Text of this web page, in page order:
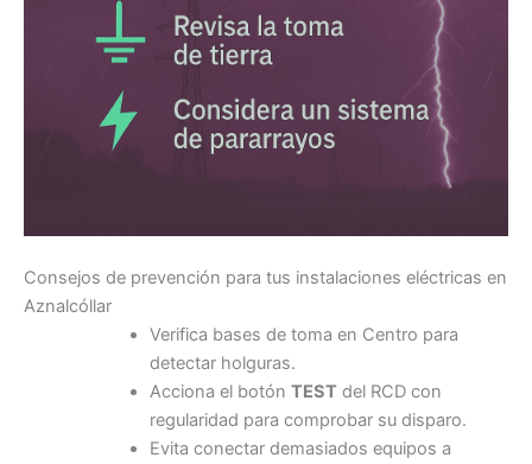
Consejos de prevención para tus instalaciones eléctricas en
Aznalcóllar
Verifica bases de toma en Centro para
detectar holguras.
Acciona el botón TESTdel RCD con
regularidad para comprobar su disparo.
Evita conectar demasiados equipos a